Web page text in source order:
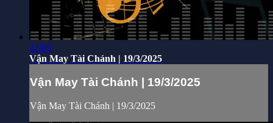
22:00
Vận May Tài Chánh | 19/3/2025
Vận May Tài Chánh | 19/3/2025
Vận May Tài Chánh | 19/3/2025